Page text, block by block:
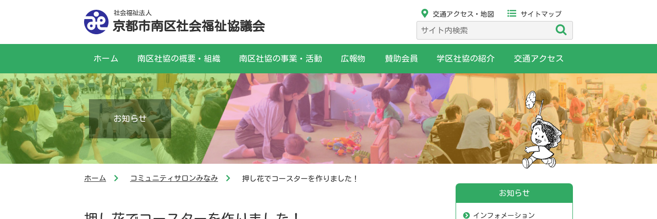
社会福祉法人
京都市南区社会福祉協議会
交通アクセス・地図 サイトマップ
検
索:
ホーム 南区社協の概要・組織 南区社協の事業・活動 広報物 賛助会員 学区社協の紹介 交通アクセス
お知らせ
ホーム コミュニティサロンみなみ 押し花でコースターを作りました！
お知らせ
インフォメーション